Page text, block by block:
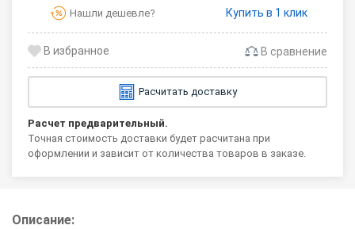
Нашли дешевле? Купить в 1 клик
В сравнение
Расчитать доставку
Расчет предварительный.
Точная стоимость доставки будет расчитана при
оформлении и зависит от количества товаров в заказе.
Описание: